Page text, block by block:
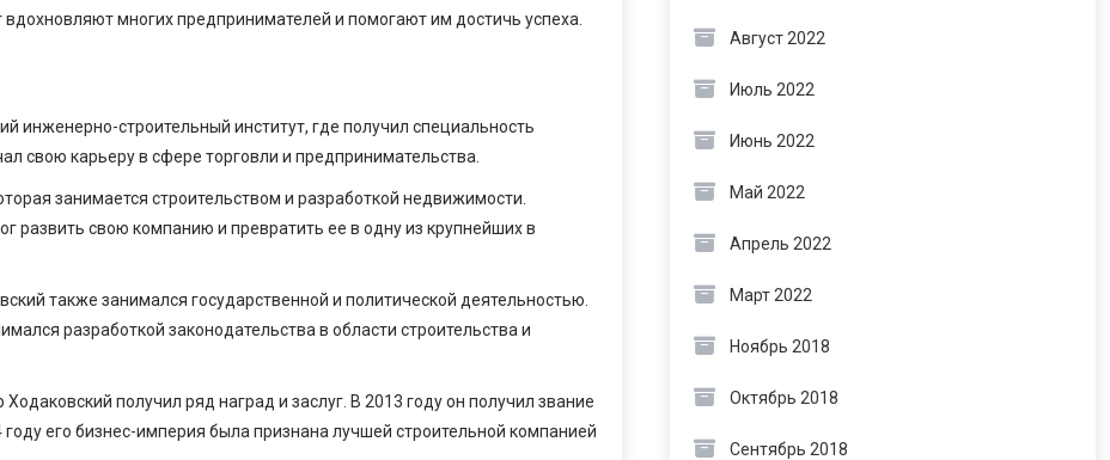
многих предпринимателей и помогают им достичь успеха.
инженерно-строительный институт, где получил специальность
свою карьеру в сфере торговли и предпринимательства.
занимается строительством и разработкой недвижимости.
развить свою компанию и превратить ее в одну из крупнейших в
также занимался государственной и политической деятельностью.
разработкой законодательства в области строительства и
получил ряд наград и заслуг. В 2013 году он получил звание
его бизнес-империя была признана лучшей строительной компанией
Август 2022
Июль 2022
Июнь 2022
Май 2022
Апрель 2022
Март 2022
Ноябрь 2018
Октябрь 2018
Сентябрь 2018